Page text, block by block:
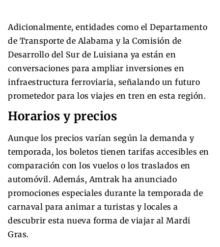
Adicionalmente, entidades como el Departamento
de Transporte de Alabama y la Comisión de
Desarrollo del Sur de Luisiana ya están en
conversaciones para ampliar inversiones en
infraestructura ferroviaria, señalando un futuro
prometedor para los viajes en tren en esta región.
Horarios y precios
Aunque los precios varían según la demanda y
temporada, los boletos tienen tarifas accesibles en
comparación con los vuelos o los traslados en
automóvil. Además, Amtrak ha anunciado
promociones especiales durante la temporada de
carnaval para animar a turistas y locales a
descubrir esta nueva forma de viajar al Mardi
Gras.